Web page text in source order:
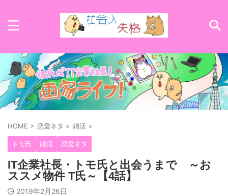
HOME > 恋愛ネタ > 婚活 >
トモ氏 婚活 恋愛ネタ
IT企業社長・トモ氏と出会うまで ～お
ススメ物件 T氏～【4話】
2019年2月26日